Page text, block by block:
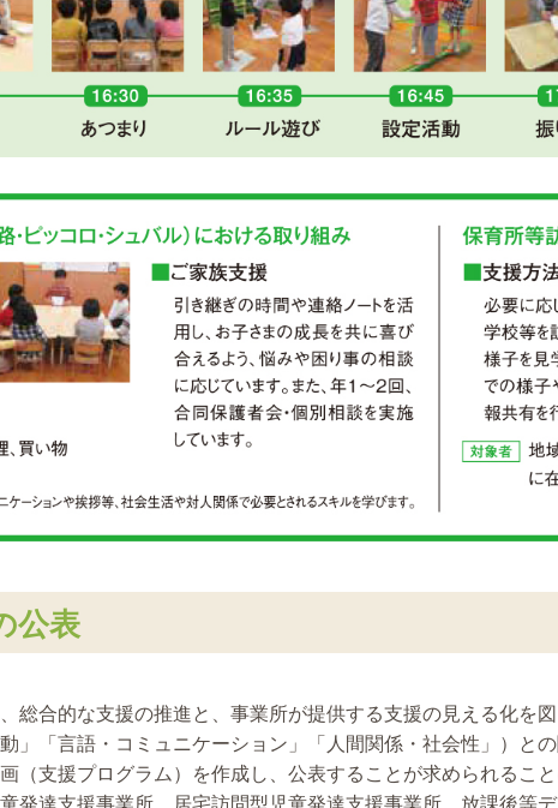
公表
総合的な支援の推進と、事業所が提供する支援の見える化を
」「言語・コミュニケーション」「人間関係・社会性」）と
（支援プログラム）を作成し、公表することが求められるこ
発達支援事業所、居宅訪問型児童発達支援事業所、放課後等